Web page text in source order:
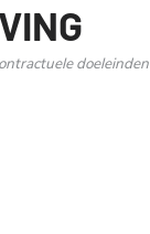
doeleinden